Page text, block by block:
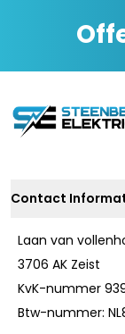
Contact
Laan van
3706 AK Zeist
KvK-nummer
Btw-nummer: